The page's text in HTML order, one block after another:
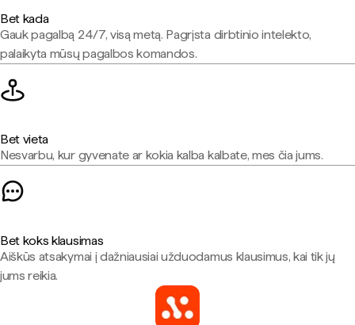
Bet kada
Gauk pagalbą 24/7, visą metą. Pagrįsta dirbtinio intelekto,
palaikyta mūsų pagalbos komandos.
Bet vieta
Nesvarbu, kur gyvenate ar kokia kalba kalbate, mes čia jums.
Bet koks klausimas
Aiškūs atsakymai į dažniausiai užduodamus klausimus, kai tik jų
jums reikia.